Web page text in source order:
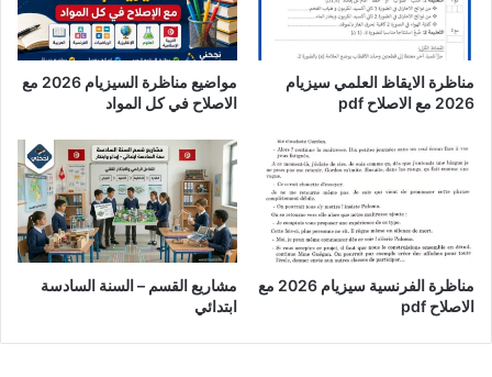
مناظرة الايقاظ العلمي سيزيام
2026 مع الاصلاح pdf
مواضيع مناظرة السيزيام 2026 مع
الاصلاح في كل المواد
مناظرة الفرنسية سيزيام 2026 مع
الاصلاح pdf
مشاريع القسم – السنة السادسة
ابتدائي